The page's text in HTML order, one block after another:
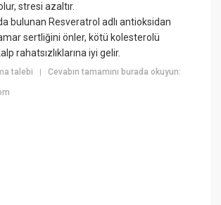
stresi azaltır.
bulunan Resveratrol adlı antioksidan
sertliğini önler, kötü kolesterolü
rahatsızlıklarına iyi gelir.
talebi |Cevabın tamamını burada okuyun: